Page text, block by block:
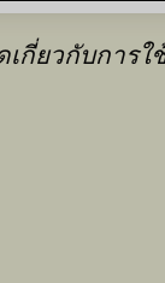
กเขามีความเ